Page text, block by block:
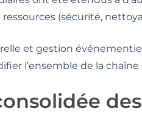
(sécurité,
et gestion
l’ensemble de la chaîne